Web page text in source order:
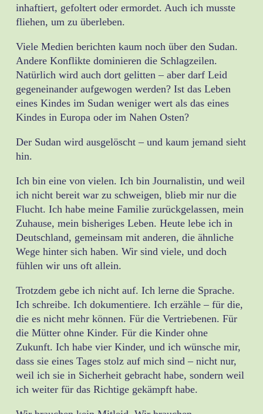
inhaftiert, gefoltert oder ermordet. Auch ich musste
fliehen, um zu überleben.
Viele Medien berichten kaum noch über den Sudan.
Andere Konflikte dominieren die Schlagzeilen.
Natürlich wird auch dort gelitten – aber darf Leid
gegeneinander aufgewogen werden? Ist das Leben
eines Kindes im Sudan weniger wert als das eines
Kindes in Europa oder im Nahen Osten?
Der Sudan wird ausgelöscht – und kaum jemand sieht
hin.
Ich bin eine von vielen. Ich bin Journalistin, und weil
ich nicht bereit war zu schweigen, blieb mir nur die
Flucht. Ich habe meine Familie zurückgelassen, mein
Zuhause, mein bisheriges Leben. Heute lebe ich in
Deutschland, gemeinsam mit anderen, die ähnliche
Wege hinter sich haben. Wir sind viele, und doch
fühlen wir uns oft allein.
Trotzdem gebe ich nicht auf. Ich lerne die Sprache.
Ich schreibe. Ich dokumentiere. Ich erzähle – für die,
die es nicht mehr können. Für die Vertriebenen. Für
die Mütter ohne Kinder. Für die Kinder ohne
Zukunft. Ich habe vier Kinder, und ich wünsche mir,
dass sie eines Tages stolz auf mich sind – nicht nur,
weil ich sie in Sicherheit gebracht habe, sondern weil
ich weiter für das Richtige gekämpft habe.